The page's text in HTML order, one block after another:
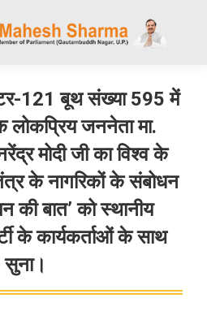
121 बूथ संख्या 595 में
लोकप्रिय जननेता मा.
मोदी जी का विश्व के
के नागरिकों के संबोधन
की बात’ को स्थानीय
के कार्यकर्ताओं के साथ
सुना।
You are here: